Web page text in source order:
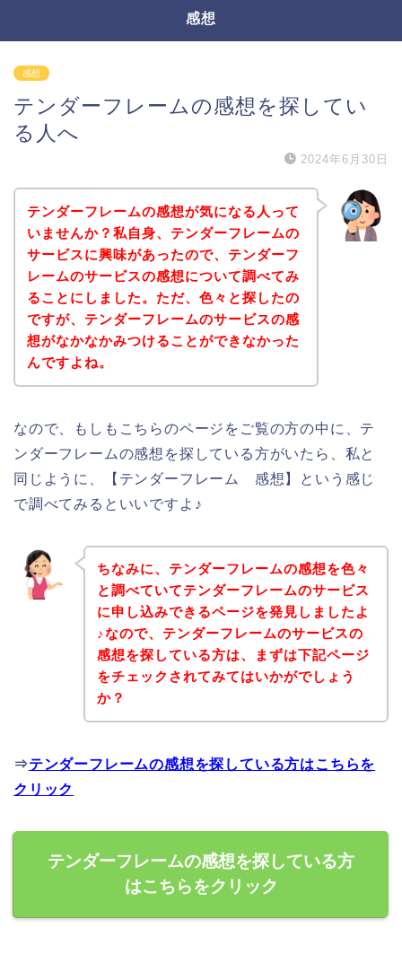
感想
感想
テンダーフレームの感想を探してい
る人へ
2024年6月30日
テンダーフレームの感想が気になる人って
いませんか？私自身、テンダーフレームの
サービスに興味があったので、テンダーフ
レームのサービスの感想について調べてみ
ることにしました。ただ、色々と探したの
ですが、テンダーフレームのサービスの感
想がなかなかみつけることができなかった
んですよね。
なので、もしもこちらのページをご覧の方の中に、テ
ンダーフレームの感想を探している方がいたら、私と
同じように、【テンダーフレーム 感想】という感じ
で調べてみるといいですよ♪
ちなみに、テンダーフレームの感想を色々
と調べていてテンダーフレームのサービス
に申し込みできるページを発見しましたよ
♪なので、テンダーフレームのサービスの
感想を探している方は、まずは下記ページ
をチェックされてみてはいかがでしょう
か？
⇒テンダーフレームの感想を探している方はこちらを
クリック
テンダーフレームの感想を探している方
はこちらをクリック